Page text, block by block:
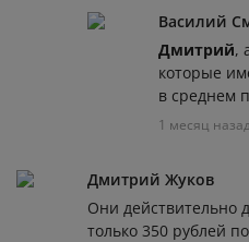
Василий
Дмитрий,
которые
в среднем
1 месяц
Дмитрий Жуков
Они действительно
только 350 рублей